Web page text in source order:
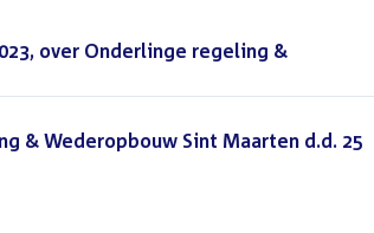
over Onderlinge regeling &
& Wederopbouw Sint Maarten d.d. 25